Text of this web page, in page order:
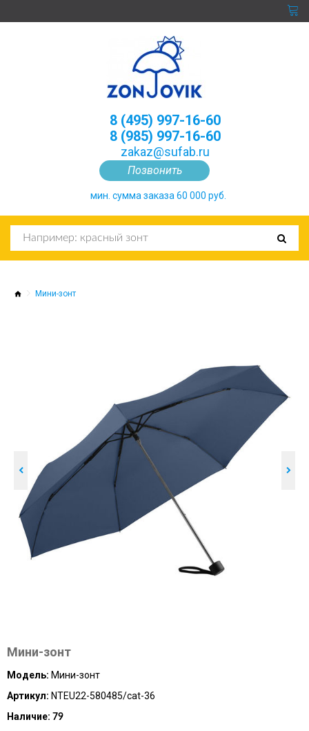
Позвонить
8 (495) 997-16-60
8 (985) 997-16-60
zakaz@sufab.ru
мин. сумма заказа 60 000 руб.
Мини-зонт
Мини-зонт
Модель: Мини-зонт
Артикул: NTEU22-580485/cat-36
Наличие: 79